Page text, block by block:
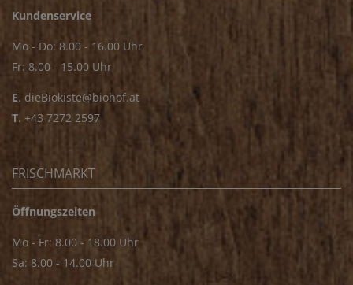
Kundenservice
Mo - Do: 8.00 - 16.00 Uhr
Fr: 8.00 - 15.00 Uhr
E. dieBiokiste@biohof.at
T. +43 7272 2597
FRISCHMARKT
Öffnungszeiten
Mo - Fr: 8.00 - 18.00 Uhr
Sa: 8.00 - 14.00 Uhr